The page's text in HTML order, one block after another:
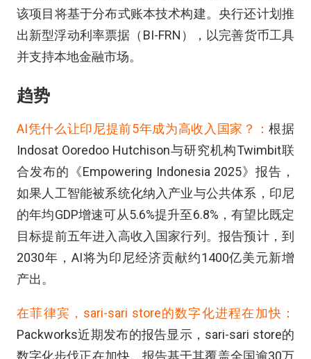
该项目将基于分布式账本技术构建。央行还计划推
出新型浮动利率票据（BI-FRN），以完善货币工具
并支持本地金融市场。
趋势
AI凭什么让印尼提前5年成为高收入国家？：根据
Indosat Ooredoo Hutchison与研究机构Twimbit联
合发布的《Empowering Indonesia 2025》报告，
如果人工智能被系统化纳入产业与公共体系，印尼
的年均GDP增速可从5.6%提升至6.8%，有望比既定
目标提前五年进入高收入国家行列。报告预计，到
2030年，AI将为印尼经济贡献约1400亿美元新增
产出。
在菲律宾，sari-sari store的数字化进程在加快：
Packworks近期发布的报告显示，sari-sari store的
数字化步伐正在加快。报告基于其覆盖全国逾30万